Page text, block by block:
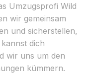
Umzugsprofi Wild
wir gemeinsam
und sicherstellen,
dich
wir uns um den
kümmern.